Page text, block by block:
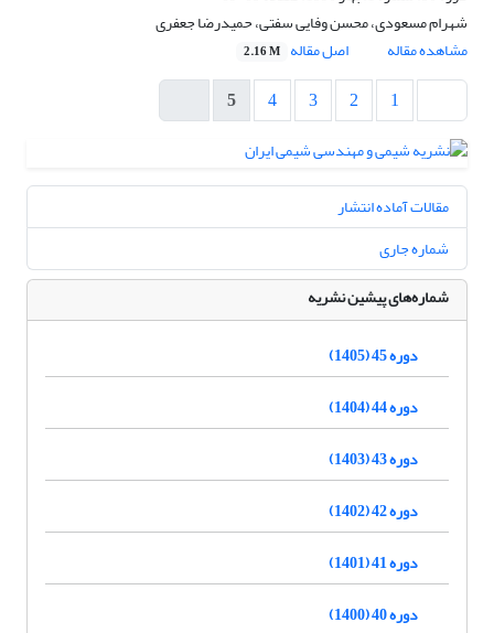
شهرام مسعودی، محسن وفایی سفتی، حمیدرضا جعفری
مشاهده مقاله
اصل مقاله 2.16 M
1
2
3
4
5
مقالات آماده انتشار
شماره جاری
شماره‌های پیشین نشریه
دوره 45 (1405)
دوره 44 (1404)
دوره 43 (1403)
دوره 42 (1402)
دوره 41 (1401)
دوره 40 (1400)